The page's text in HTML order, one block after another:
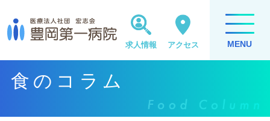
求人情報 アクセス MENU
食のコラム